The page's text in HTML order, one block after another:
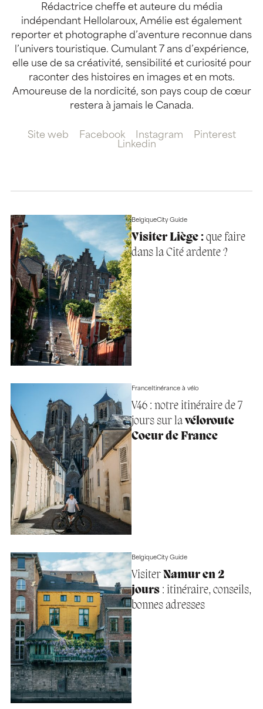
Rédactrice cheffe et auteure du média
indépendant Hellolaroux, Amélie est également
reporter et photographe d’aventure reconnue dans
l’univers touristique. Cumulant 7 ans d’expérience,
elle use de sa créativité, sensibilité et curiosité pour
raconter des histoires en images et en mots.
Amoureuse de la nordicité, son pays coup de cœur
restera à jamais le Canada.
Site web Facebook Instagram
Pinterest
Linkedin
BelgiqueCity Guide
Visiter Liège :que faire
dans la Cité ardente ?
FranceItinérance à vélo
V46 : notre itinéraire de 7
jours sur lavéloroute
Coeur de France
BelgiqueCity Guide
VisiterNamur en 2
jours: itinéraire, conseils,
bonnes adresses